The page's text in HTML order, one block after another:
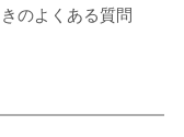
のよくある質問